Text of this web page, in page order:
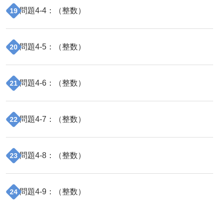
19 問題4-4 ：（整数）
20 問題4-5 ：（整数）
21 問題4-6 ：（整数）
22 問題4-7 ：（整数）
23 問題4-8 ：（整数）
24 問題4-9 ：（整数）